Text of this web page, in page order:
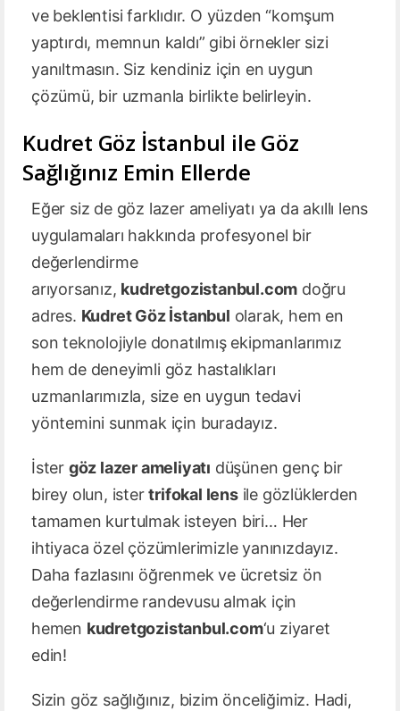
ve beklentisi farklıdır. O yüzden “komşum
yaptırdı, memnun kaldı” gibi örnekler sizi
yanıltmasın. Siz kendiniz için en uygun
çözümü, bir uzmanla birlikte belirleyin.
Kudret Göz İstanbul ile Göz
Sağlığınız Emin Ellerde
Eğer siz de göz lazer ameliyatı ya da akıllı lens
uygulamaları hakkında profesyonel bir
değerlendirme
arıyorsanız, kudretgozistanbul.com doğru
adres. Kudret Göz İstanbul olarak, hem en
son teknolojiyle donatılmış ekipmanlarımız
hem de deneyimli göz hastalıkları
uzmanlarımızla, size en uygun tedavi
yöntemini sunmak için buradayız.
İster göz lazer ameliyatı düşünen genç bir
birey olun, istertrifokal lensile gözlüklerden
tamamen kurtulmak isteyen biri… Her
ihtiyaca özel çözümlerimizle yanınızdayız.
Daha fazlasını öğrenmek ve ücretsiz ön
değerlendirme randevusu almak için
hemen kudretgozistanbul.com‘u ziyaret
edin!
Sizin göz sağlığınız, bizim önceliğimiz. Hadi,